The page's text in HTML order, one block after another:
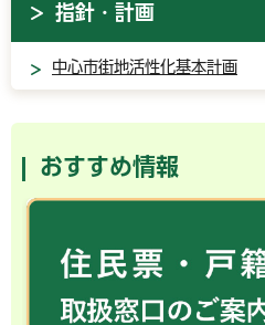
指針・計画
中心市街地活性化基本計画
おすすめ情報